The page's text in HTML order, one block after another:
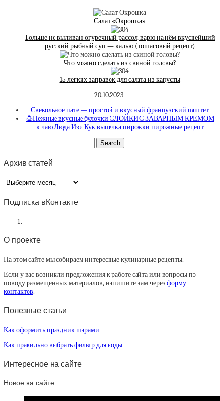
Салат «Окрошка»
Больше не выливаю огуречный рассол, варю на нём вкуснейший
русский рыбный суп — калью (пошаговый рецепт)
Что можно сделать из свиной головы?
15 легких заправок для салата из капусты
20.10.2023
Свекольное пате — простой и вкусный французский паштет
🍮Нежные вкусные булочки СЛОЙКИ С ЗАВАРНЫМ КРЕМОМ
к чаю Люда Изи Кук выпечка пирожки пирожные рецепт
Архив статей
Архив
статей
Подписка вКонтакте
О проекте
На этом сайте мы собираем интересные кулинарные рецепты.
Если у вас возникли предложения к работе сайта или вопросы по
поводу размещенных материалов, напишите нам через форму
контактов.
Полезные статьи
Как оформить праздник шарами
Как правильно выбрать фильтр для воды
Интересное на сайте
Новое на сайте: